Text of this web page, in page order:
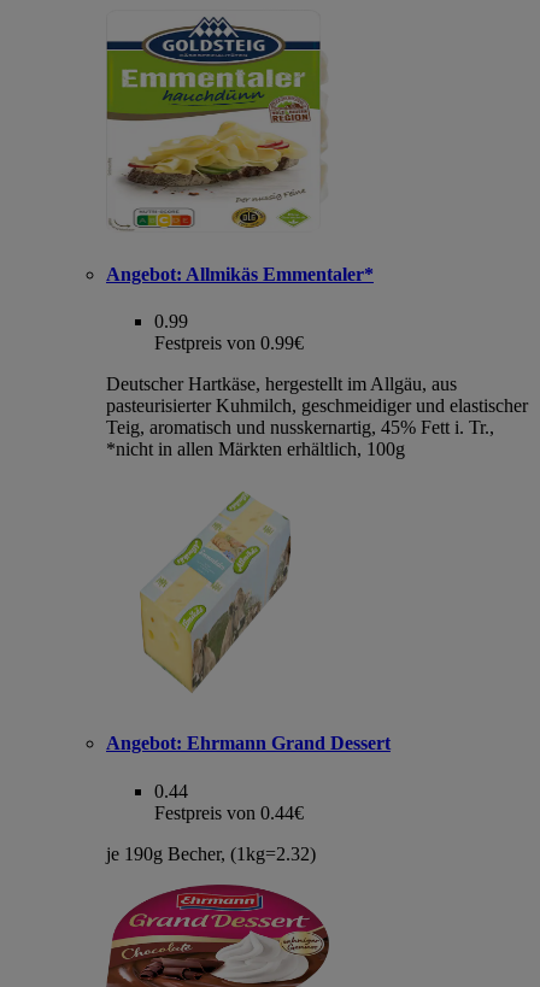
Angebot: Allmikäs Emmentaler*
0.99
Festpreis von 0.99€
Deutscher Hartkäse, hergestellt im Allgäu, aus
pasteurisierter Kuhmilch, geschmeidiger und elastischer
Teig, aromatisch und nusskernartig, 45% Fett i. Tr.,
*nicht in allen Märkten erhältlich, 100g
Angebot: Ehrmann Grand Dessert
0.44
Festpreis von 0.44€
je 190g Becher, (1kg=2.32)